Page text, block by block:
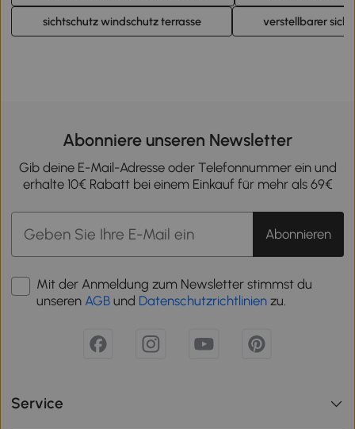
sichtschutz windschutz terrasse verstellbarer
Abonniere unseren Newsletter
Gib deine E-Mail-Adresse oder Telefonnummer ein und
erhalte 10€ Rabatt bei einem Einkauf für mehr als 69€
Abonnieren
Mit der Anmeldung zum Newsletter stimmst du
unseren AGB und Datenschutzrichtlinien zu.
Service